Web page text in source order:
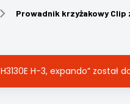
Prowadnik krzyżakowy Clip
H-3, expando” został